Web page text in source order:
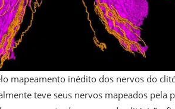
mapeamento inédito dos nervos do
teve seus nervos mapeados pela